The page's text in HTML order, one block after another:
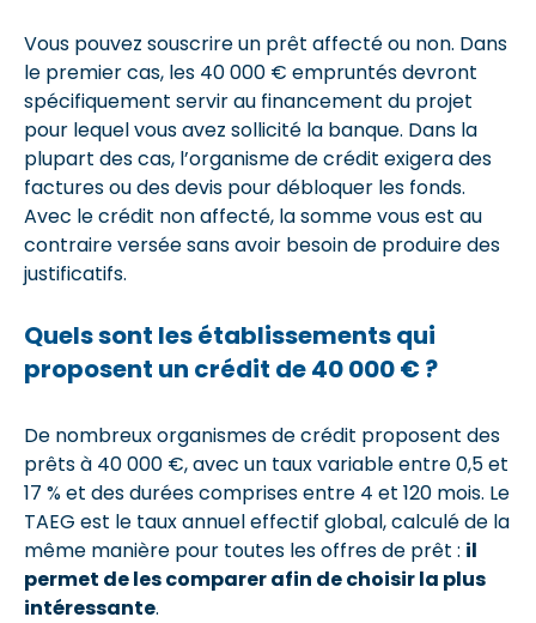
Vous pouvez souscrire un prêt affecté ou non. Dans
le premier cas, les 40 000 € empruntés devront
spécifiquement servir au financement du projet
pour lequel vous avez sollicité la banque. Dans la
plupart des cas, l’organisme de crédit exigera des
factures ou des devis pour débloquer les fonds.
Avec le crédit non affecté, la somme vous est au
contraire versée sans avoir besoin de produire des
justificatifs.
Quels sont les établissements qui
proposent un crédit de 40 000 € ?
De nombreux organismes de crédit proposent des
prêts à 40 000 €, avec un taux variable entre 0,5 et
17 % et des durées comprises entre 4 et 120 mois. Le
TAEG est le taux annuel effectif global, calculé de la
même manière pour toutes les offres de prêt : il
permet de les comparer afin de choisir la plus
intéressante.